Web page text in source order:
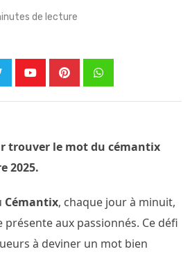
de lecture
YoutubePinterestWhatsapp
trouver le mot du cémantix
2025.
Cémantix, chaque jour à minuit,
aux passionnés. Ce défi
à deviner un mot bien